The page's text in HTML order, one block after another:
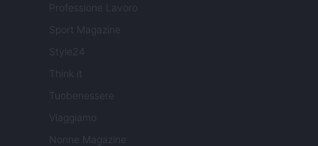
Professione Lavoro
Sport Magazine
Style24
Think.it
Tuobenessere
Viaggiamo
Nonne Magazine